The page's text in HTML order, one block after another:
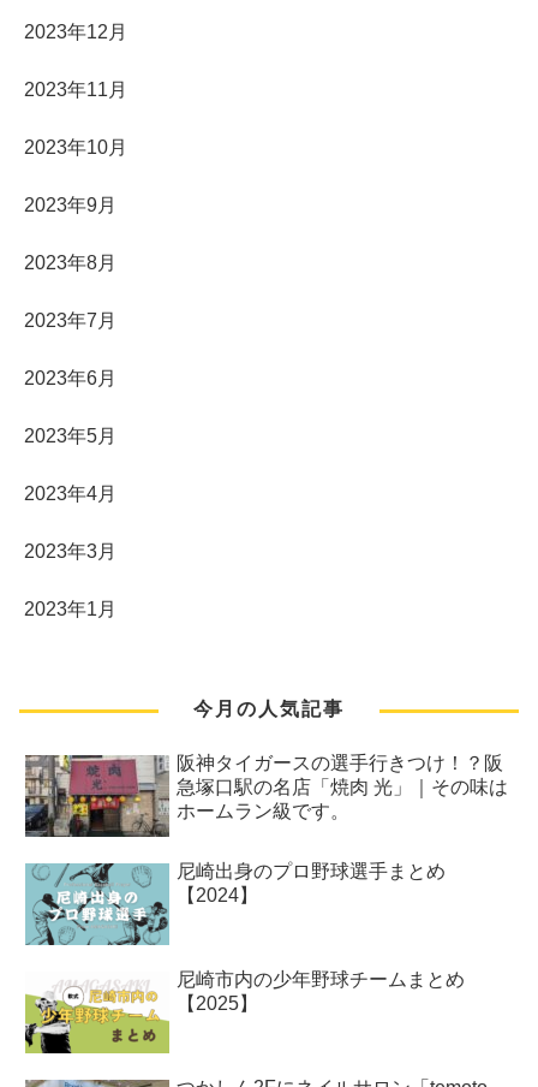
2023年12月
2023年11月
2023年10月
2023年9月
2023年8月
2023年7月
2023年6月
2023年5月
2023年4月
2023年3月
2023年1月
今月の人気記事
阪神タイガースの選手行きつけ！？阪
急塚口駅の名店「焼肉 光」｜その味は
ホームラン級です。
尼崎出身のプロ野球選手まとめ
【2024】
尼崎市内の少年野球チームまとめ
【2025】